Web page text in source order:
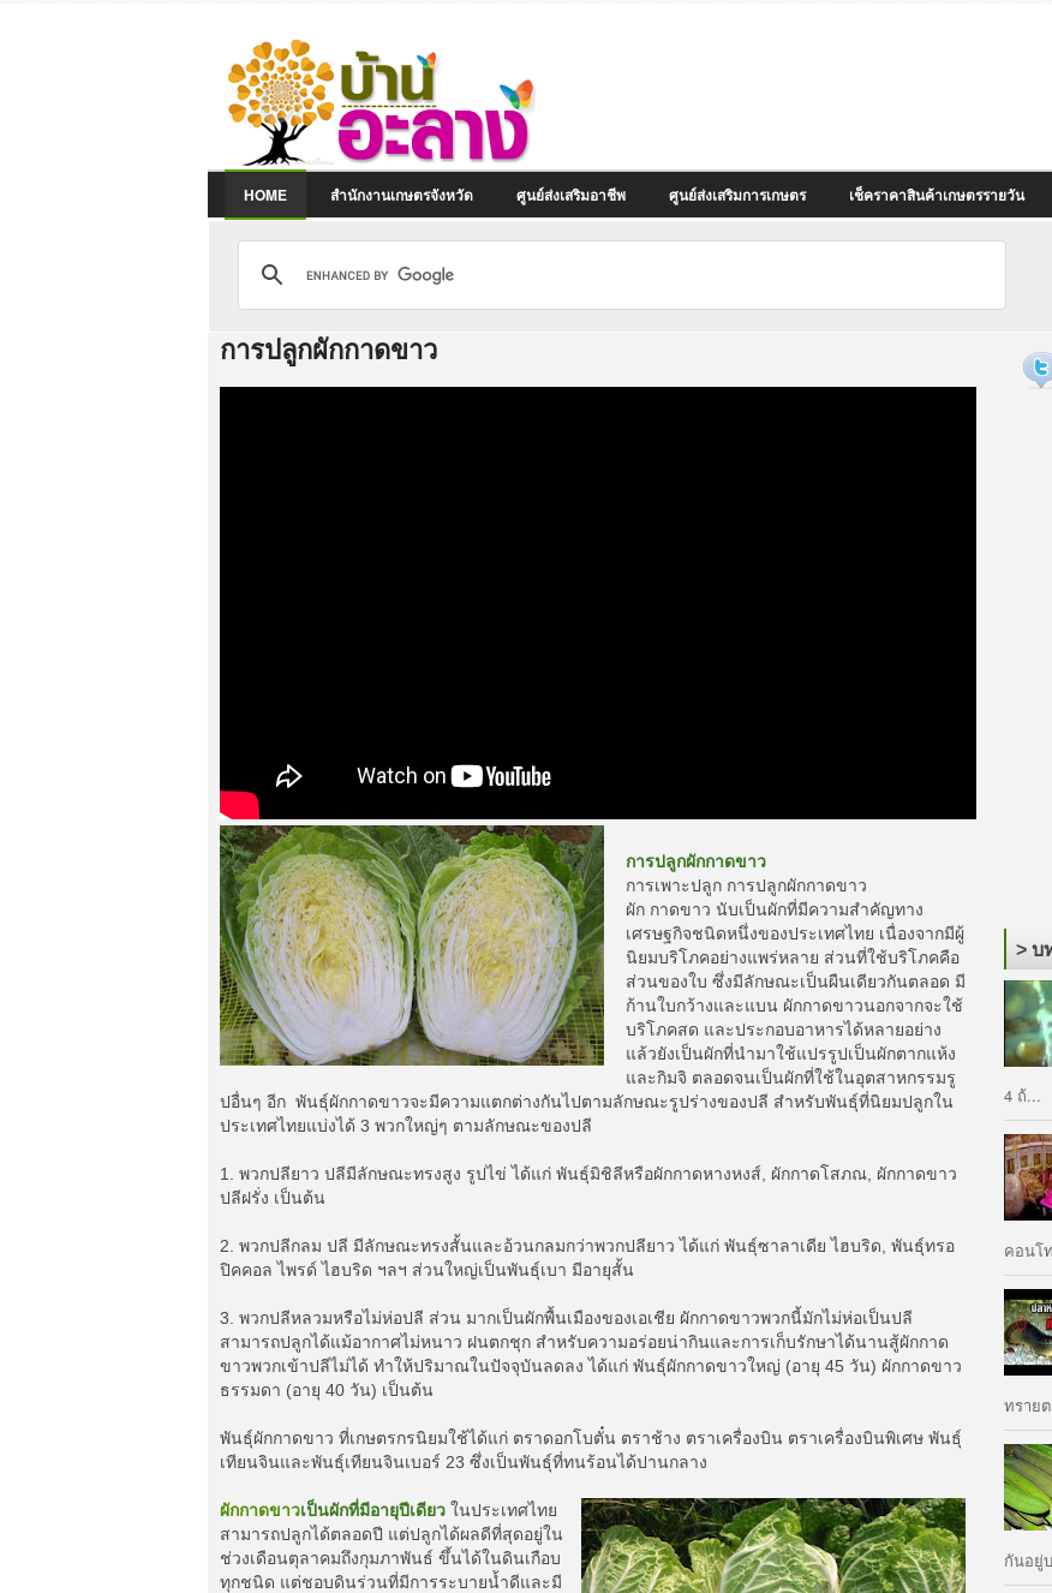
HOME สำนักงานเกษตรจังหวัด ศูนย์ส่งเสริมอาชีพ ศูนย์ส่งเสริมการเกษตร เช็คราคาสินค้าเกษตรรายวัน
การปลูกผักกาดขาว
การปลูกผักกาดขาว
การเพาะปลูก การปลูกผักกาดขาว
ผัก กาดขาว นับเป็นผักที่มีความสำคัญทาง
เศรษฐกิจชนิดหนึ่งของประเทศไทย เนื่องจากมีผู้
นิยมบริโภคอย่างแพร่หลาย ส่วนที่ใช้บริโภคคือ
ส่วนของใบ ซึ่งมีลักษณะเป็นผืนเดียวกันตลอด มี
ก้านใบกว้างและแบน ผักกาดขาวนอกจากจะใช้
บริโภคสด และประกอบอาหารได้หลายอย่าง
แล้วยังเป็นผักที่นำมาใช้แปรรูปเป็นผักตากแห้ง
และกิมจิ ตลอดจนเป็นผักที่ใช้ในอุตสาหกรรมรู
ปอื่นๆ อีก พันธุ์ผักกาดขาวจะมีความแตกต่างกันไปตามลักษณะรูปร่างของปลี สำหรับพันธุ์ที่นิยมปลูกใน
ประเทศไทยแบ่งได้ 3 พวกใหญ่ๆ ตามลักษณะของปลี
1. พวกปลียาว ปลีมีลักษณะทรงสูง รูปไข่ ได้แก่ พันธุ์มิชิลีหรือผักกาดหางหงส์, ผักกาดโสภณ, ผักกาดขาว
ปลีฝรั่ง เป็นต้น
2. พวกปลีกลม ปลี มีลักษณะทรงสั้นและอ้วนกลมกว่าพวกปลียาว ได้แก่ พันธุ์ซาลาเดีย ไฮบริด, พันธุ์ทรอ
ปิคคอล ไพรด์ ไฮบริด ฯลฯ ส่วนใหญ่เป็นพันธุ์เบา มีอายุสั้น
3. พวกปลีหลวมหรือไม่ห่อปลี ส่วน มากเป็นผักพื้นเมืองของเอเชีย ผักกาดขาวพวกนี้มักไม่ห่อเป็นปลี
สามารถปลูกได้แม้อากาศไม่หนาว ฝนตกชุก สำหรับความอร่อยน่ากินและการเก็บรักษาได้นานสู้ผักกาด
ขาวพวกเข้าปลีไม่ได้ ทำให้ปริมาณในปัจจุบันลดลง ได้แก่ พันธุ์ผักกาดขาวใหญ่ (อายุ 45 วัน) ผักกาดขาว
ธรรมดา (อายุ 40 วัน) เป็นต้น
พันธุ์ผักกาดขาว ที่เกษตรกรนิยมใช้ได้แก่ ตราดอกโบตั๋น ตราช้าง ตราเครื่องบิน ตราเครื่องบินพิเศษ พันธุ์
เทียนจินและพันธุ์เทียนจินเบอร์ 23 ซึ่งเป็นพันธุ์ที่ทนร้อนได้ปานกลาง
ผักกาดขาวเป็นผักที่มีอายุปีเดียว ในประเทศไทย
สามารถปลูกได้ตลอดปี แต่ปลูกได้ผลดีที่สุดอยู่ใน
ช่วงเดือนตุลาคมถึงกุมภาพันธ์ ขึ้นได้ในดินเกือบ
ทุกชนิด แต่ชอบดินร่วนที่มีการระบายน้ำดีและมี
> บ
4 ถ้...
คอนโ
ทราย
กันอยู่